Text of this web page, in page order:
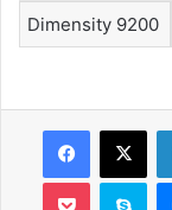
Dimensity 9200
Facebook
X
Pocket